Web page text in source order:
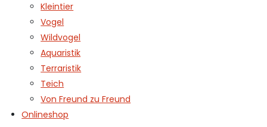
Kleintier
Vogel
Wildvogel
Aquaristik
Terraristik
Teich
Von Freund zu Freund
Onlineshop